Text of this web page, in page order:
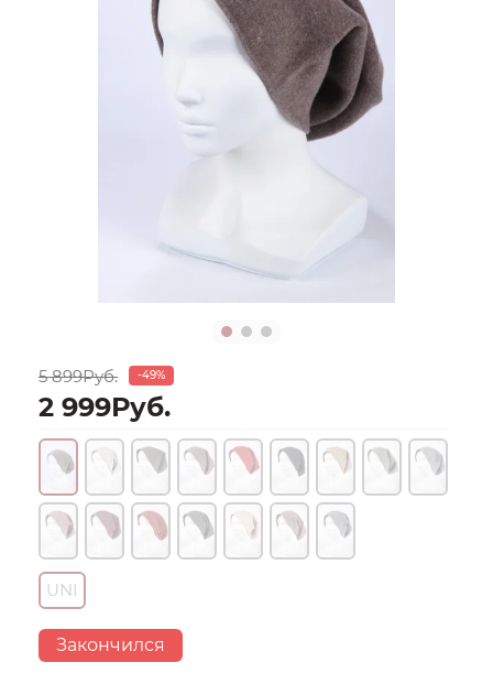
5 899Руб. -49%
2 999Руб.
UNI
Закончился